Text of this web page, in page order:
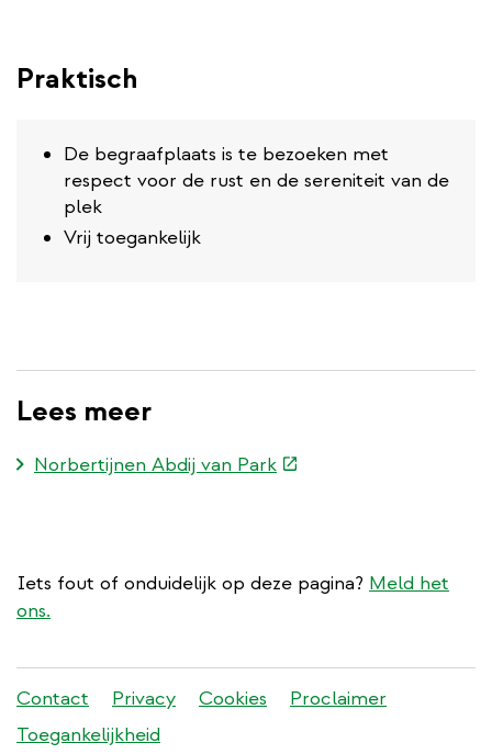
Praktisch
De begraafplaats is te bezoeken met
respect voor de rust en de sereniteit van de
plek
Vrij toegankelijk
Lees meer
Norbertijnen Abdij van Park(externe
Iets fout of onduidelijk op deze pagina? Meld het
ons.
Stadleuven
footer
Contact Privacy Cookies
Proclaimer
Toegankelijkheid